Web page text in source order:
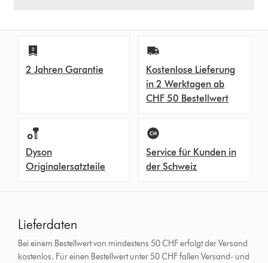
2 Jahren Garantie
Kostenlose Lieferung
in 2 Werktagen ab
CHF 50 Bestellwert
Dyson
Originalersatzteile
Service für Kunden in
der Schweiz
Lieferdaten
Bei einem Bestellwert von mindestens 50 CHF erfolgt der Versand
kostenlos. Für einen Bestellwert unter 50 CHF fallen Versand- und